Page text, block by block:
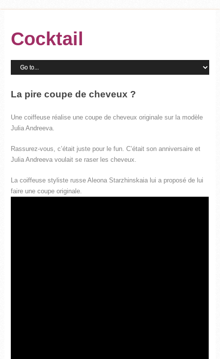
Cocktail
La pire coupe de cheveux ?
Une coiffeuse réalise une coupe de cheveux originale sur la modèle
Julia Andreeva.
Rassurez-vous, c’était juste pour le fun. C’était son anniversaire et
Julia Andreeva voulait se raser les cheveux.
La coiffeuse styliste russe Aleona Starzhinskaia lui a proposé de lui
faire une coupe originale.